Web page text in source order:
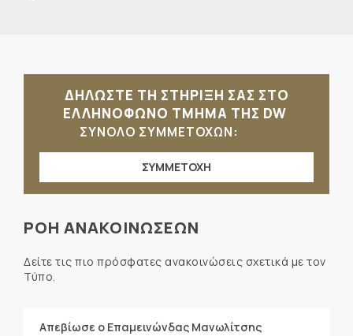
ΔΗΛΩΣΤΕ ΤΗ ΣΤΗΡΙΞΗ ΣΑΣ ΣΤΟ
ΕΛΛΗΝΟΦΩΝΟ ΤΜΗΜΑ ΤΗΣ DW
ΣΥΝΟΛΟ ΣΥΜΜΕΤΟΧΩΝ:
ΣΥΜΜΕΤΟΧΗ
ΡΟΗ ΑΝΑΚΟΙΝΩΣΕΩΝ
Δείτε τις πιο πρόσφατες ανακοινώσεις σχετικά με τον
Τύπο.
Απεβίωσε ο Επαμεινώνδας Μανωλίτσης